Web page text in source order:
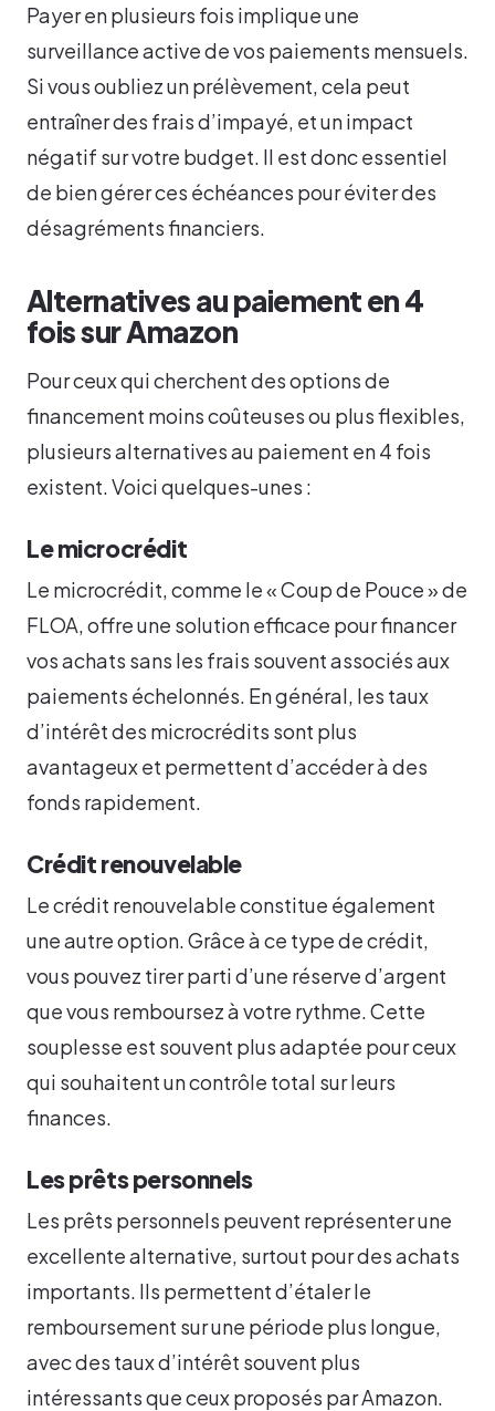
Payer en plusieurs fois implique une
surveillance active de vos paiements mensuels.
Si vous oubliez un prélèvement, cela peut
entraîner des frais d’impayé, et un impact
négatif sur votre budget. Il est donc essentiel
de bien gérer ces échéances pour éviter des
désagréments financiers.
Alternatives au paiement en 4
fois sur Amazon
Pour ceux qui cherchent des options de
financement moins coûteuses ou plus flexibles,
plusieurs alternatives au paiement en 4 fois
existent. Voici quelques-unes :
Le microcrédit
Le microcrédit, comme le « Coup de Pouce » de
FLOA, offre une solution efficace pour financer
vos achats sans les frais souvent associés aux
paiements échelonnés. En général, les taux
d’intérêt des microcrédits sont plus
avantageux et permettent d’accéder à des
fonds rapidement.
Crédit renouvelable
Le crédit renouvelable constitue également
une autre option. Grâce à ce type de crédit,
vous pouvez tirer parti d’une réserve d’argent
que vous remboursez à votre rythme. Cette
souplesse est souvent plus adaptée pour ceux
qui souhaitent un contrôle total sur leurs
finances.
Les prêts personnels
Les prêts personnels peuvent représenter une
excellente alternative, surtout pour des achats
importants. Ils permettent d’étaler le
remboursement sur une période plus longue,
avec des taux d’intérêt souvent plus
intéressants que ceux proposés par Amazon.